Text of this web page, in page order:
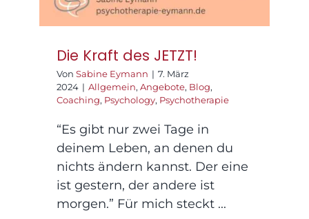
Die Kraft des JETZT!
Von Sabine Eymann | 7. März
2024 | Allgemein, Angebote, Blog,
Coaching, Psychology, Psychotherapie
“Es gibt nur zwei Tage in
deinem Leben, an denen du
nichts ändern kannst. Der eine
ist gestern, der andere ist
morgen.” Für mich steckt ...